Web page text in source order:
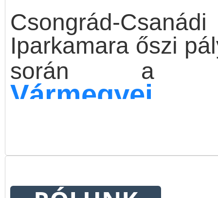
Csongrád-
Iparkamara őszi
során
Vármegyei
sajtónyilvános